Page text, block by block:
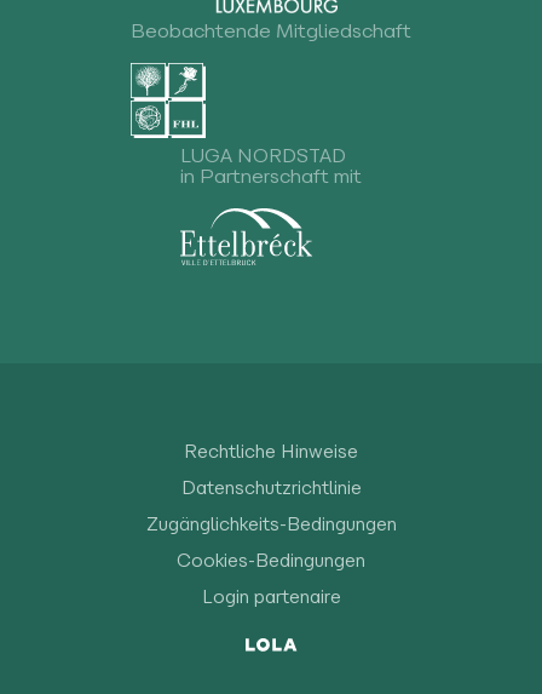
Beobachtende Mitgliedschaft
LUGA NORDSTAD
in Partnerschaft mit
Rechtliche Hinweise
Datenschutzrichtlinie
Zugänglichkeits-Bedingungen
Cookies-Bedingungen
Login partenaire